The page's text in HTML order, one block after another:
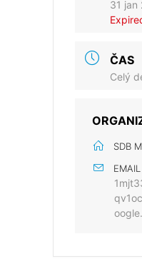
31 jan
ČAS
Celý
SDB
EMAIL